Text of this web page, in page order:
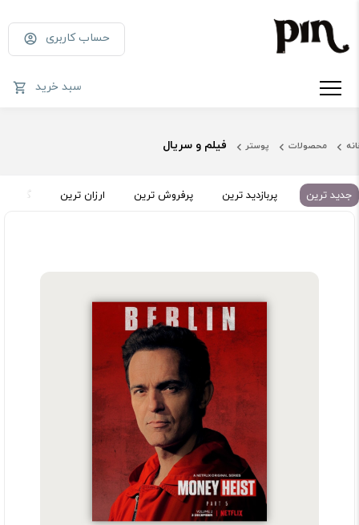
حساب کاربری
سبد خرید
محصولات پوستر فیلم و سریال
جدید ترین پربازدید ترین پرفروش ترین ارزان ترین گران